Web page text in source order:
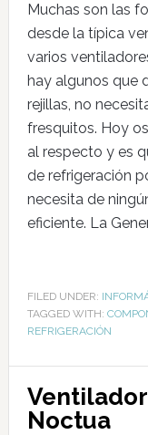
Muchas son las
desde la típica
varios
hay algunos que
rejillas, no
fresquitos. Hoy
al respecto y es
de refrigeración
necesita de
eficiente. La
FILED UNDER:
TAGGED WITH:
REFRIGERACIÓN
Noctua